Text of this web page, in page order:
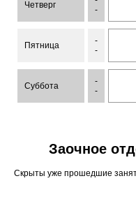
Четверг
-
Пятница
-
-
Суббота
-
-
Заочное
Скрыты уже прошедшие